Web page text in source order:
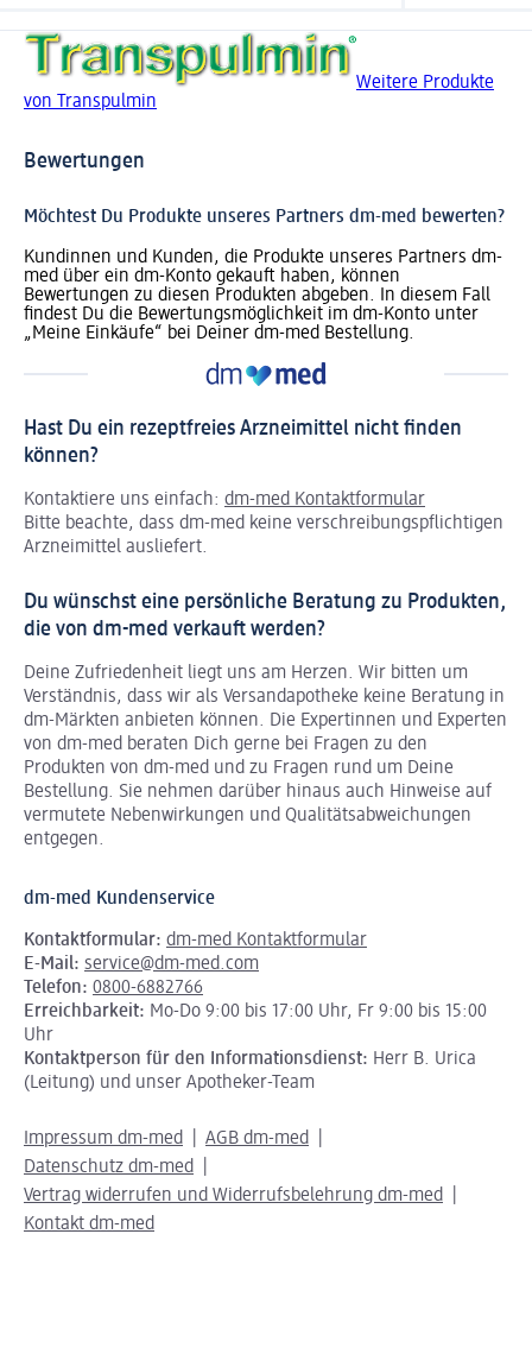
Weitere Produkte
von Transpulmin
Bewertungen
Möchtest Du Produkte unseres Partners dm-med bewerten?
Kundinnen und Kunden, die Produkte unseres Partners dm-
med über ein dm-Konto gekauft haben, können
Bewertungen zu diesen Produkten abgeben. In diesem Fall
findest Du die Bewertungsmöglichkeit im dm-Konto unter
„Meine Einkäufe“ bei Deiner dm-med Bestellung.
Hast Du ein rezeptfreies Arzneimittel nicht finden
können?
Kontaktiere uns einfach: dm-med Kontaktformular
Bitte beachte, dass dm-med keine verschreibungspflichtigen
Arzneimittel ausliefert.
Du wünschst eine persönliche Beratung zu Produkten,
die von dm-med verkauft werden?
Deine Zufriedenheit liegt uns am Herzen. Wir bitten um
Verständnis, dass wir als Versandapotheke keine Beratung in
dm-Märkten anbieten können. Die Expertinnen und Experten
von dm-med beraten Dich gerne bei Fragen zu den
Produkten von dm-med und zu Fragen rund um Deine
Bestellung. Sie nehmen darüber hinaus auch Hinweise auf
vermutete Nebenwirkungen und Qualitätsabweichungen
entgegen.
dm-med Kundenservice
Kontaktformular: dm-med Kontaktformular
E-Mail: service@dm-med.com
Telefon: 0800-6882766
Erreichbarkeit: Mo-Do 9:00 bis 17:00 Uhr, Fr 9:00 bis 15:00
Uhr
Kontaktperson für den Informationsdienst: Herr B. Urica
(Leitung) und unser Apotheker-Team
Impressum dm-med
AGB dm-med
Datenschutz dm-med
Vertrag widerrufen und Widerrufsbelehrung dm-med
Kontakt dm-med